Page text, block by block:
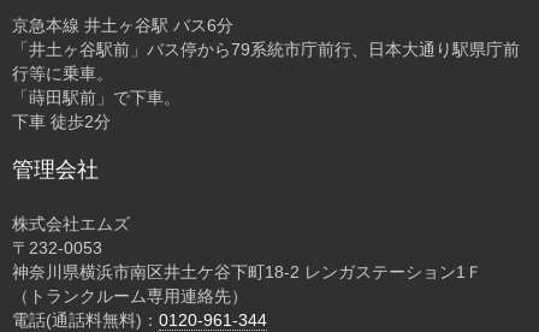
京急本線 井土ヶ谷駅 バス6分
「井土ヶ谷駅前」バス停から79系統市庁前行、日本大通り駅県庁前
行等に乗車。
「蒔田駅前」で下車。
下車 徒歩2分
管理会社
株式会社エムズ
〒232-0053
神奈川県横浜市南区井土ケ谷下町18-2 レンガステーション1Ｆ
（トランクルーム専用連絡先）
電話(通話料無料)： 0120-961-344